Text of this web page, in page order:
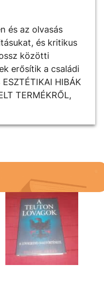
és az olvasás
és kritikus
közötti
erősítik a családi
HIBÁK
TERMÉKRŐL,